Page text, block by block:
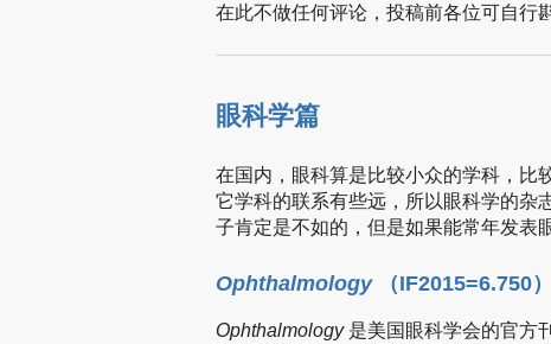
在此不做任何评论，投稿前各位可自行
眼科学篇
在国内，眼科算是比较小众的学科，比
它学科的联系有些远，所以眼科学的杂
子肯定是不如的，但是如果能常年发表
Ophthalmology（IF2015=6.750）
Ophthalmology是美国眼科学会的官方